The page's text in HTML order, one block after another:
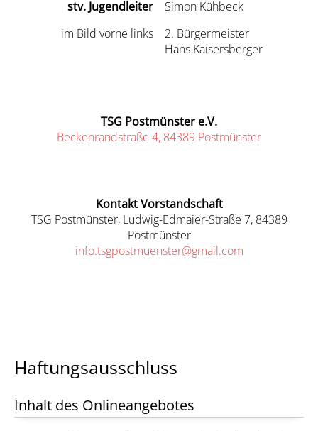
stv. Jugendleiter
Simon Kühbeck
im Bild vorne links
2. Bürgermeister
Hans Kaisersberger
TSG Postmünster e.V.
Beckenrandstraße 4, 84389 Postmünster
Kontakt Vorstandschaft
TSG Postmünster, Ludwig-Edmaier-Straße 7, 84389
Postmünster
info.tsgpostmuenster@gmail.com
Haftungsausschluss
Inhalt des Onlineangebotes